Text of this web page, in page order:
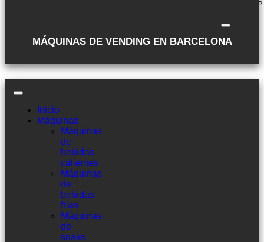
MÁQUINAS DE VENDING EN BARCELONA
Inicio
Máquinas
Máquinas
de
bebidas
calientes
Máquinas
de
bebidas
frias
Máquinas
de
snaks